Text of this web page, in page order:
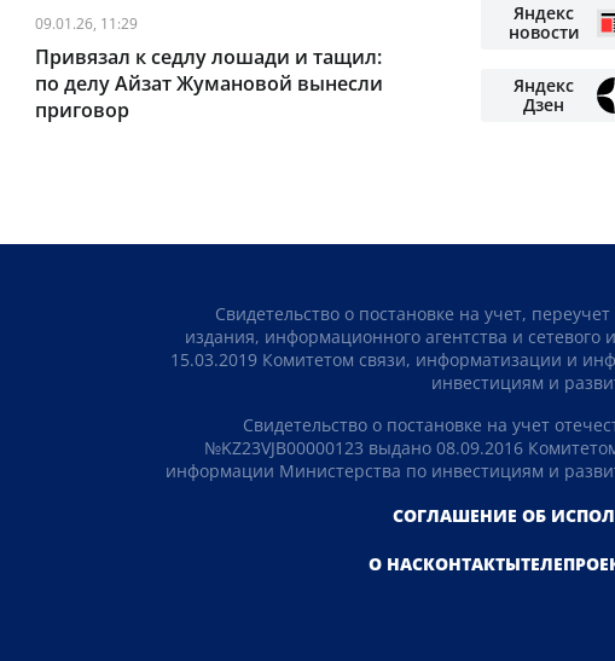
09.01.26, 11:29
Привязал к седлу лошади и тащил:
по делу Айзат Жумановой вынесли
приговор
Яндекс
новости
Яндекс
Дзен
Свидетельство о постановке на учет,
издания, информационного агентства и
15.03.2019 Комитетом связи, информатизации и
инвестициям и
Свидетельство о постановке на учет
№KZ23VJB00000123 выдано 08.09.2016
информации Министерства по инвестициям и
СОГЛАШЕНИЕ ОБ
О НАСКОНТАКТЫ